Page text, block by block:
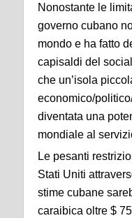
Nonostante le
governo cubano
mondo e ha fatto
capisaldi del
che un’isola
economico/
diventata una
mondiale al
Le pesanti
Stati Uniti
stime cubane
caraibica oltre $